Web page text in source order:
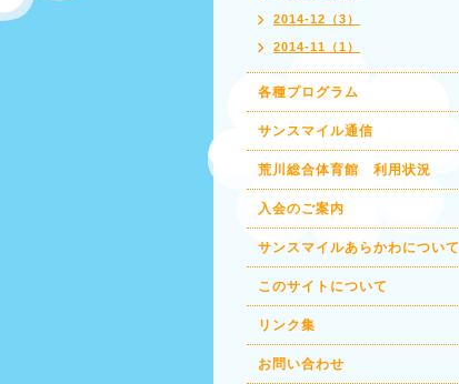
2014-12（3）
2014-11（1）
各種プログラム
サンスマイル通信
荒川総合体育館 利用状況
入会のご案内
サンスマイルあらかわについて
このサイトについて
リンク集
お問い合わせ